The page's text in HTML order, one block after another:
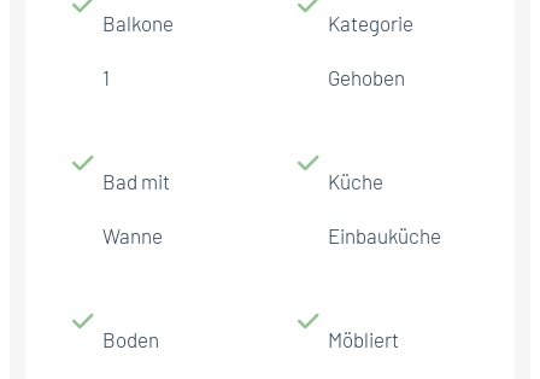
Balkone
1
Kategorie
Gehoben
Bad mit
Wanne
Küche
Einbauküche
Boden Möbliert